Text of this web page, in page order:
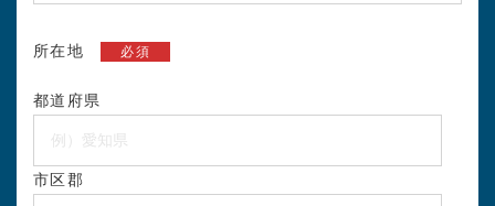
所在地 必須
都道府県
市区郡